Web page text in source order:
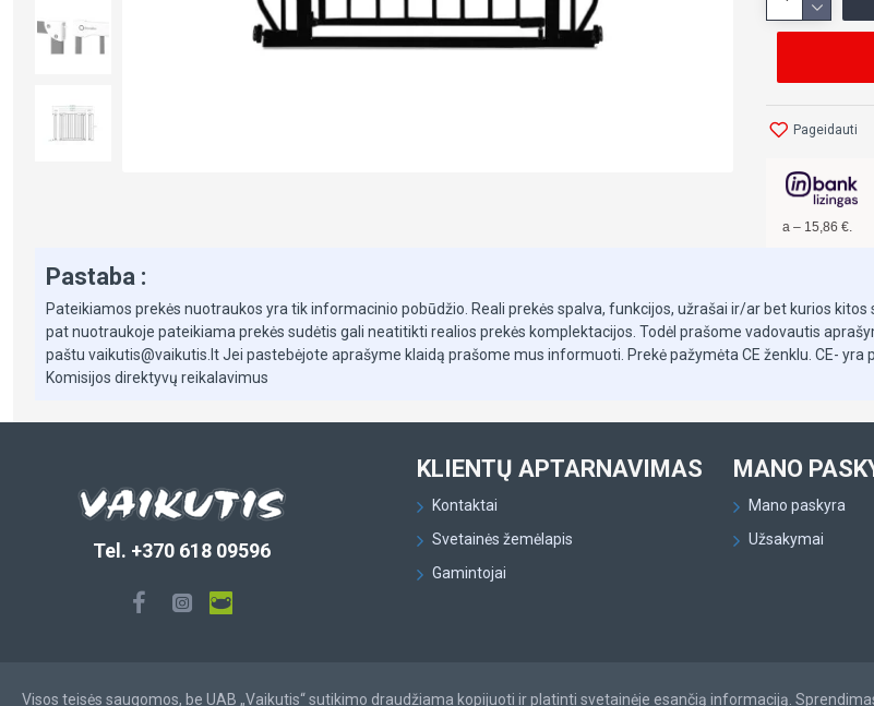
LIONELO
Lionelo
Savybės:
su
Pageidauti
15,86€.
Pastaba :
Pateikiamos prekės nuotraukos yra tik informacinio pobūdžio. Reali prekės spalva, funkcijos, užrašai ir/ar bet kurios
pat nuotraukoje pateikiama prekės sudėtis gali neatitikti realios prekės komplektacijos. Todėl prašome vadovautis
paštu vaikutis@vaikutis.lt Jei pastebėjote aprašyme klaidą prašome mus informuoti. Prekė pažymėta CE ženklu. CE-
Komisijos direktyvų reikalavimus
Tel. +370 618 09596
KLIENTŲ APTARNAVIMAS
Kontaktai
Svetainės žemėlapis
Gamintojai
MANO
Mano paskyra
Užsakymai
Visos teisės saugomos, be UAB „Vaikutis“ sutikimo draudžiama kopijuoti ir platinti svetainėje esančią informaciją.